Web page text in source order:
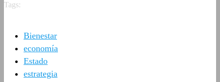
Tags:
Bienestar
economía
Estado
estrategia